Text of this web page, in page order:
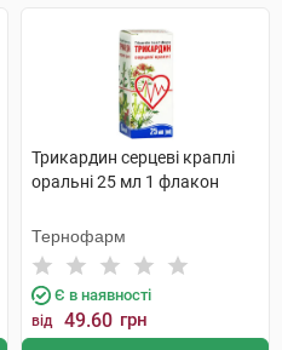
Трикардин серцеві краплі
оральні 25 мл 1 флакон
Тернофарм
Є в наявності
від 49.60 грн